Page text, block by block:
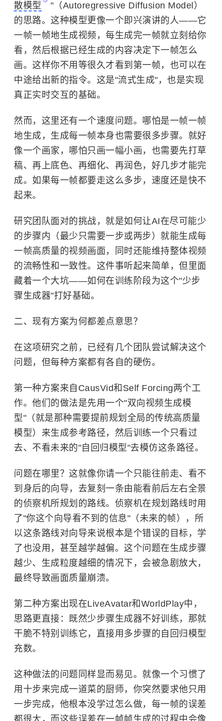
散模型
"（Autoregressive Diffusion Model）
的思路。这种模型更像一个即兴演讲的人——它
一帧一帧地生成视频，每生成完一帧就立刻给你
看，然后根据已经生成的内容决定下一帧怎么
画。这样你不用等很久才看到第一帧，也可以在
中途给出新的指令。这是"流式生成"，也是实现
真正实时交互的基础。
然而，这里还有一个速度问题。哪怕是一帧一帧
地生成，生成每一帧本身也需要很多步骤。就好
像一个画家，哪怕只画一幅小画，也需要先打草
稿、再上底色、再细化、再润色，好几步才能完
成。如果每一帧都要走这么多步，速度还是快不
起来。
研究团队面对的挑战，就是如何让AI在尽可能少
的步骤内（最少只需要一步或两步）就能生成每
一帧高质量的视频画面，同时还能维持整体视频
的流畅性和一致性。这件事听起来简单，但里面
藏着一个大坑——如何在训练阶段为这个"少步
骤生成器"打好基础。
二、现有方案为何都差点意思？
在这项研究之前，已经有几个团队尝试解决这个
问题，但每种方案都有各自的硬伤。
第一种方案来自CausVid和Self Forcing两个工
作。他们的做法是先用一个"双向视频生成模
型"（就是那种需要提前规划全局的传统高质量
模型）来生成参考路径，然后训练一个只看过
去、不看未来的"自回归模型"去模仿这条路径。
问题在哪里？这就像你请一个只能往前走、看不
到身后的向导，去复刻一条由能看前后左右全景
的侦察机所规划的路线。侦察机在规划路线时用
了"你这个向导看不到的信息"（未来的帧），所
以这条路线对向导来说根本是个错误的目标，学
了也没用，甚至越学越偏。这个问题在生成步骤
越少、生成粒度越细的情况下，会被急剧放大，
最终导致画面质量崩溃。
第二种方案出现在LiveAvatar和WorldPlay中，
思路更直接：既然少步骤生成器不好训练，那就
干脆不特别训练它，直接用多步骤的自回归模型
充数。
这种做法的问题同样显而易见。就像一个习惯了
用十步来完成一道菜的厨师，你突然要求他只用
一步完成，他根本没学过怎么做，每一帧的误差
都很大，而这些误差在一帧帧生成的过程中会像